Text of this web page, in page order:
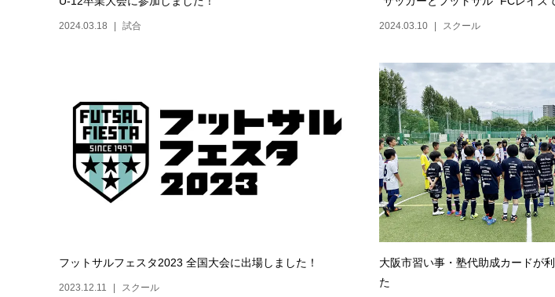
2024.03.18 試合 2024.03.10 スクール
フットサルフェスタ2023 全国大会に出場しました！
2023.12.11 スクール
大阪市習い事・塾代助成カードが
た